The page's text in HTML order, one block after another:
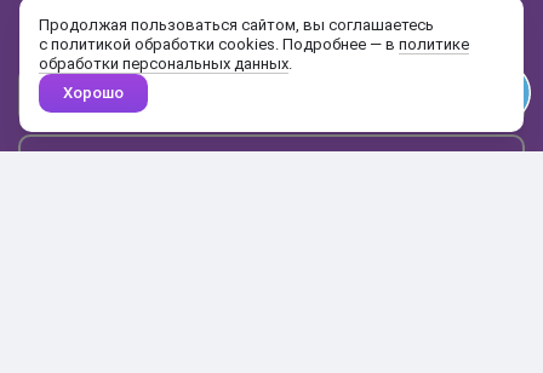
и распродажах
Почта
Продолжая пользоваться сайтом, вы соглашаетесь
с политикой обработки cookies. Подробнее — в политике
обработки персональных данных.
Хорошо